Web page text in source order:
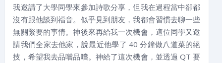
我邀請了大學同學來參加詩歌分享，但我在過程當中卻都
沒有跟他談到福音。似乎見到朋友，我都會習慣去聊一些
無關緊要的事情。神後來再給我一次機會，這位同學又邀
請我們全家去他家，說最近他學了 40 分鐘做八道菜的絕
技，希望我去品嚐品嚐。神給了這次機會，並透過 QT 要